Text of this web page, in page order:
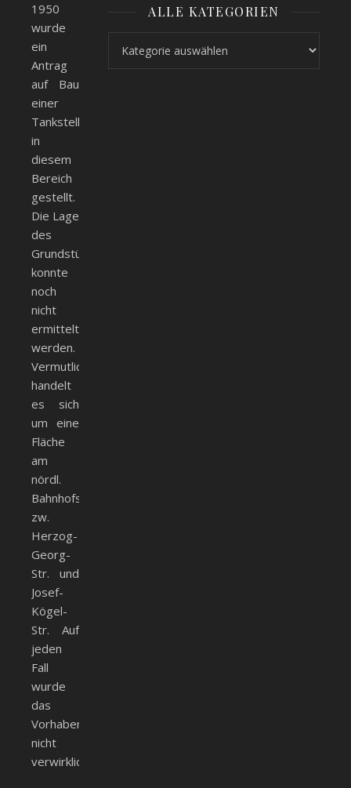
1950
wurde
ein
Antrag
auf Bau
einer
Tankstelle
in
diesem
Bereich
gestellt.
Die Lage
des
Grundstücks
konnte
noch
nicht
ermittelt
werden.
Vermutlich
handelt
es sich
um eine
Fläche
am
nördl.
Bahnhofskopf
zw.
Herzog-
Georg-
Str. und
Josef-
Kögel-
Str. Auf
jeden
Fall
wurde
das
Vorhaben
nicht
verwirklicht.
ALLE KATEGORIEN